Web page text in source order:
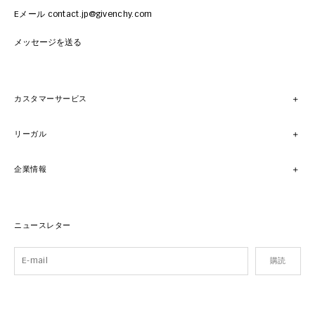
Eメール contact.jp@givenchy.com
メッセージを送る
カスタマーサービス
リーガル
企業情報
ニュースレター
購読